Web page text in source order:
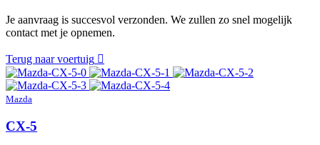
Je aanvraag is succesvol verzonden. We zullen zo snel mogelijk
contact met je opnemen.
Terug naar voertuig
Mazda
CX-5